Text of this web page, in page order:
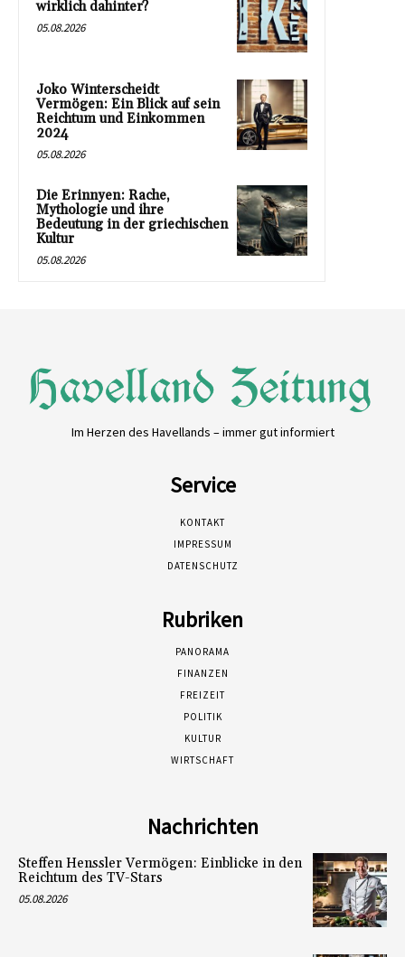
wirklich dahinter?
05.08.2026
Joko Winterscheidt
Vermögen: Ein Blick auf sein
Reichtum und Einkommen
2024
05.08.2026
Die Erinnyen: Rache,
Mythologie und ihre
Bedeutung in der griechischen
Kultur
05.08.2026
Im Herzen des Havellands – immer gut informiert
Service
KONTAKT
IMPRESSUM
DATENSCHUTZ
Rubriken
PANORAMA
FINANZEN
FREIZEIT
POLITIK
KULTUR
WIRTSCHAFT
Nachrichten
Steffen Henssler Vermögen: Einblicke in den
Reichtum des TV-Stars
05.08.2026